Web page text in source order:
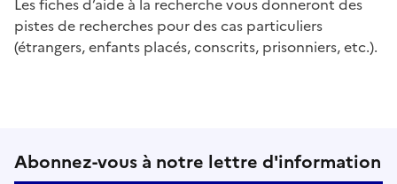
pistes de recherches pour des cas particuliers
(étrangers, enfants placés, conscrits, prisonniers, etc.).
Suivez-nous sur le réseaux
Abonnez-vous à notre lettre d'information